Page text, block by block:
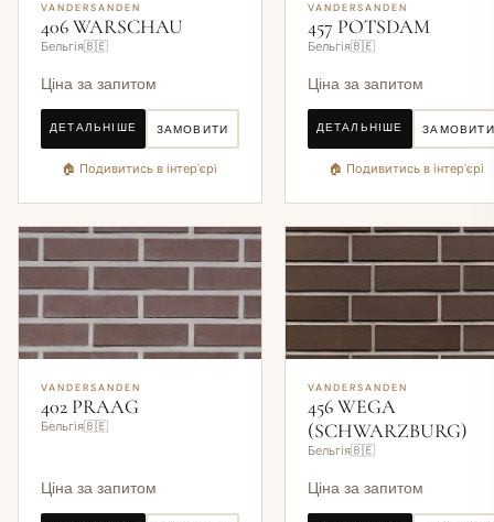
VANDERSANDEN
406 WARSCHAU
Бельгія🇧🇪
Ціна за запитом
ДЕТАЛЬНІШЕ ЗАМОВИТИ
🏠 Подивитись в інтер'єрі
VANDERSANDEN
457 POTSDAM
Бельгія🇧🇪
Ціна за запитом
ДЕТАЛЬНІШЕ ЗАМОВИТИ
🏠 Подивитись в інтер'єрі
VANDERSANDEN
402 PRAAG
Бельгія🇧🇪
Ціна за запитом
VANDERSANDEN
456 WEGA
(SCHWARZBURG)
Бельгія🇧🇪
Ціна за запитом